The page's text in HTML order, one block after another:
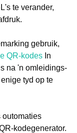
te verander,
gebruik,
QR-kodes In
na 'n omleidings-
tyd op te
outomaties
kodegenerator.